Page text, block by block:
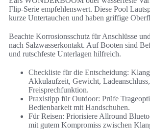
Flip-Serie empfehlenswert. Diese Pool
kurze Untertauchen und haben griffige
Beachte Korrosionsschutz für Anschlüsse
nach Salzwasserkontakt. Auf Booten sind
und rutschfeste Unterlagen hilfreich.
Checkliste für die Entscheidung:
Akkulaufzeit, Gewicht, Ladeanschluss,
Freisprechfunktion.
Praxistipp für Outdoor: Prüfe
Bedienbarkeit mit Handschuhen.
Für Reisen: Priorisiere Allround
mit gutem Kompromiss zwischen